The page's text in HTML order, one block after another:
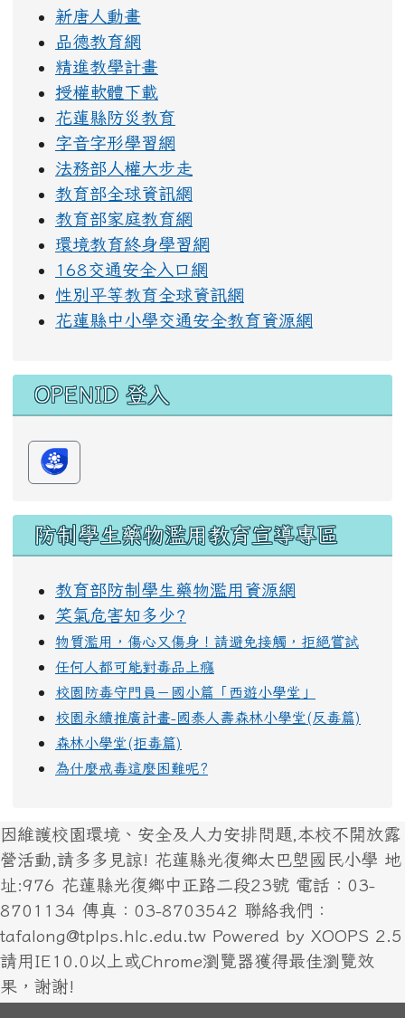
新唐人動畫
品德教育網
精進教學計畫
授權軟體下載
花蓮縣防災教育
字音字形學習網
法務部人權大步走
教育部全球資訊網
教育部家庭教育網
環境教育終身學習網
168交通安全入口網
性別平等教育全球資訊網
花蓮縣中小學交通安全教育資源網
OPENID 登入
防制學生藥物濫用教育宣導專區
教育部防制學生藥物濫用資源網
笑氣危害知多少?
物質濫用，傷心又傷身！請避免接觸，拒絕嘗試
任何人都可能對毒品上癮
校園防毒守門員－國小篇「西遊小學堂」
校園永續推廣計畫-國泰人壽森林小學堂(反毒篇)
森林小學堂(拒毒篇)
為什麼戒毒這麼困難呢?
因維護校園環境、安全及人力安排問題,本校不開放露
營活動,請多多見諒! 花蓮縣光復鄉太巴塱國民小學 地
址:976 花蓮縣光復鄉中正路二段23號 電話：03-
8701134 傳真：03-8703542 聯絡我們：
tafalong@tplps.hlc.edu.tw Powered by XOOPS 2.5
請用IE10.0以上或Chrome瀏覽器獲得最佳瀏覽效
果，謝謝!